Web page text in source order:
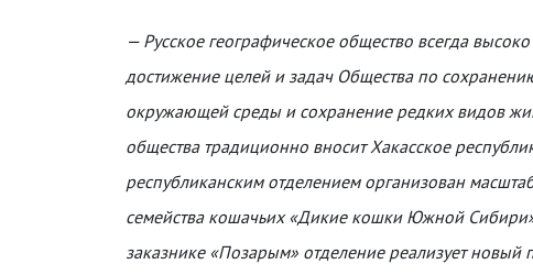
— Русское географическое общество всегда
достижение целей и задач Общества по
окружающей среды и сохранение редких видов
общества традиционно вносит Хакасское
республиканским отделением организован
семейства кошачьих «Дикие кошки Южной
заказнике «Позарым» отделение реализует новый